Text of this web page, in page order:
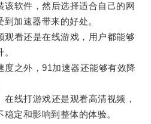
软件，然后选择适合自己的网
加速器带来的好处。
看还是在线游戏，用户都能够
之外，91加速器还能够有效降
线打游戏还是观看高清视频，
定和影响到整体的体验。